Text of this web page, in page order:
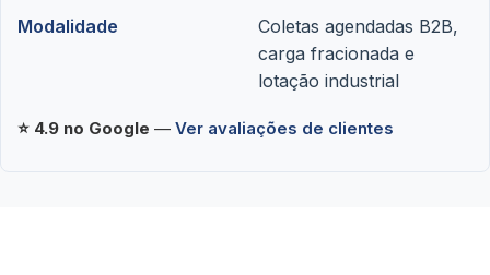
Modalidade
Coletas agendadas B2B,
carga fracionada e
lotação industrial
⭐ 4.9 no Google — Ver avaliações de clientes